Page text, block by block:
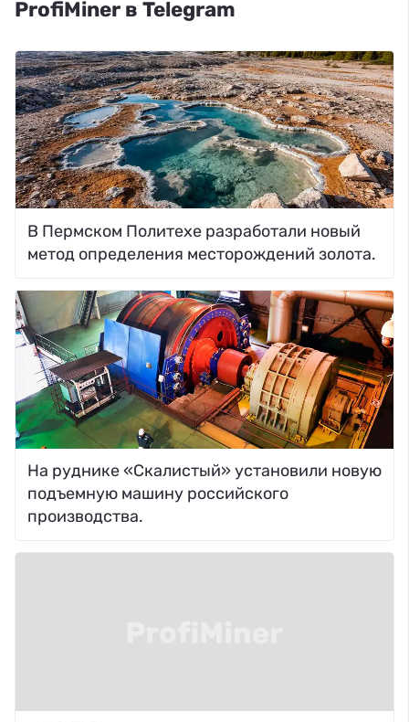
ProfiMiner в Telegram
В Пермском Политехе разработали новый
метод определения месторождений золота.
На руднике «Скалистый» установили новую
подъемную машину российского
производства.